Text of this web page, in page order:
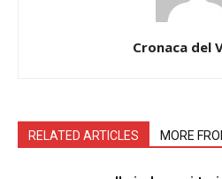
Cronaca del
RELATED ARTICLES MORE